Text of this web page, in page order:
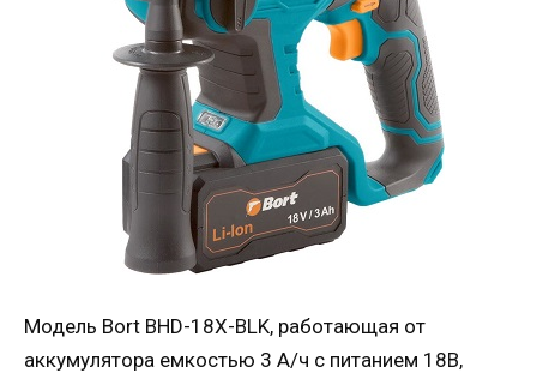
Модель Bort BHD-18X-BLK, работающая от
аккумулятора емкостью 3 А/ч с питанием 18В,